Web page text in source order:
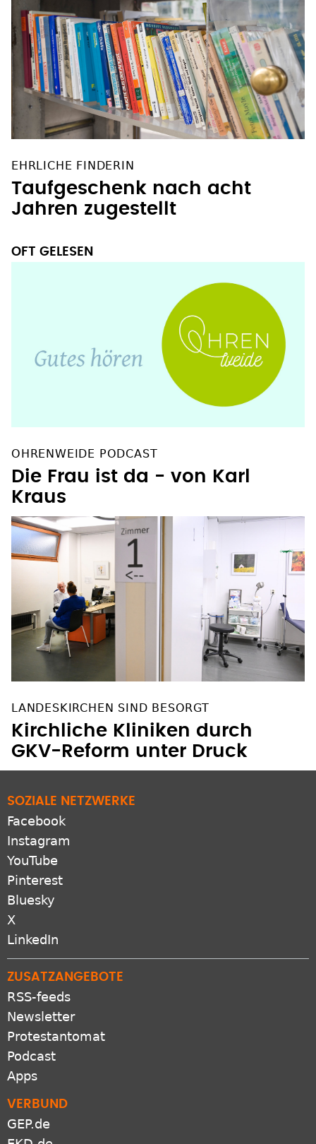
EHRLICHE FINDERIN
Taufgeschenk nach acht
Jahren zugestellt
OFT GELESEN
OHRENWEIDE PODCAST
Die Frau ist da - von Karl
Kraus
LANDESKIRCHEN SIND BESORGT
Kirchliche Kliniken durch
GKV-Reform unter Druck
SOZIALE NETZWERKE
Facebook
Instagram
YouTube
Pinterest
Bluesky
X
LinkedIn
ZUSATZANGEBOTE
RSS-feeds
Newsletter
Protestantomat
Podcast
Apps
VERBUND
GEP.de